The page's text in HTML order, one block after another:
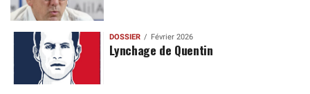
DOSSIER Février 2026
Lynchage de Quentin